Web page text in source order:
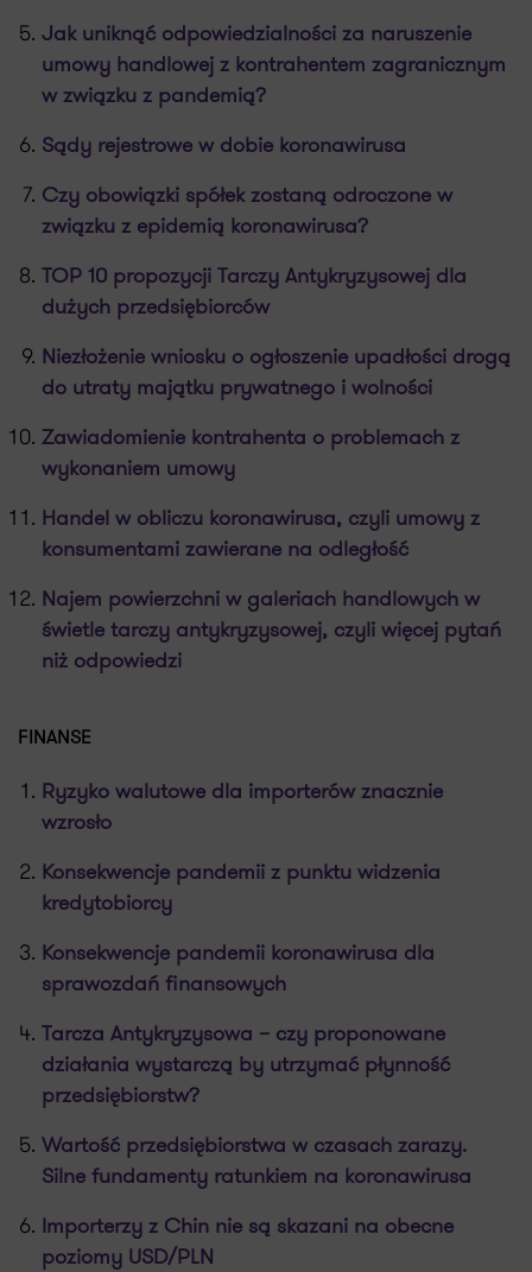
Jak uniknąć odpowiedzialności za naruszenie
umowy handlowej z kontrahentem zagranicznym
w związku z pandemią?
Sądy rejestrowe w dobie koronawirusa
Czy obowiązki spółek zostaną odroczone w
związku z epidemią koronawirusa?
TOP 10 propozycji Tarczy Antykryzysowej dla
dużych przedsiębiorców
Niezłożenie wniosku o ogłoszenie upadłości drogą
do utraty majątku prywatnego i wolności
Zawiadomienie kontrahenta o problemach z
wykonaniem umowy
Handel w obliczu koronawirusa, czyli umowy z
konsumentami zawierane na odległość
Najem powierzchni w galeriach handlowych w
świetle tarczy antykryzysowej, czyli więcej pytań
niż odpowiedzi
FINANSE
Ryzyko walutowe dla importerów znacznie
wzrosło
Konsekwencje pandemii z punktu widzenia
kredytobiorcy
Konsekwencje pandemii koronawirusa dla
sprawozdań finansowych
Tarcza Antykryzysowa – czy proponowane
działania wystarczą by utrzymać płynność
przedsiębiorstw?
Wartość przedsiębiorstwa w czasach zarazy.
Silne fundamenty ratunkiem na koronawirusa
Importerzy z Chin nie są skazani na obecne
poziomy USD/PLN